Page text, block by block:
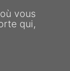
vous
qui,